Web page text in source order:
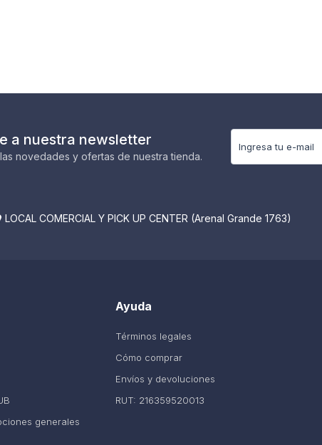
a nuestra newsletter
novedades y ofertas de nuestra tienda.
LOCAL COMERCIAL Y PICK UP CENTER (Arenal Grande 1763)
Ayuda
Términos legales
Cómo comprar
Envíos y devoluciones
RUT: 216359520013
generales